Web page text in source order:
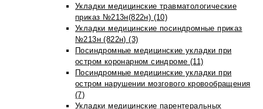
Укладки медицинские травматологические
приказ №213н(822н) (10)
Укладки медицинские посиндромные приказ
№213н (822н) (3)
Посиндромные медицинские укладки при
остром коронарном синдроме (11)
Посиндромные медицинские укладки при
остром нарушении мозгового кровообращения
(7)
Укладки медицинские парентеральных